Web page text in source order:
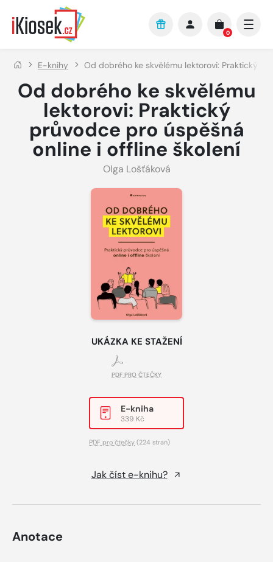
Přejít na hlavní obsah
0
E-knihy Od dobrého ke skvělému lektorovi: Praktický
Od dobrého ke skvělému
lektorovi: Praktický
průvodce pro úspěšná
online i offline školení
Olga Lošťáková
UKÁZKA KE STAŽENÍ
PDF PRO ČTEČKY
E-kniha
339 Kč
PDF pro čtečky (224 stran)
Jak číst e-knihu?
Anotace